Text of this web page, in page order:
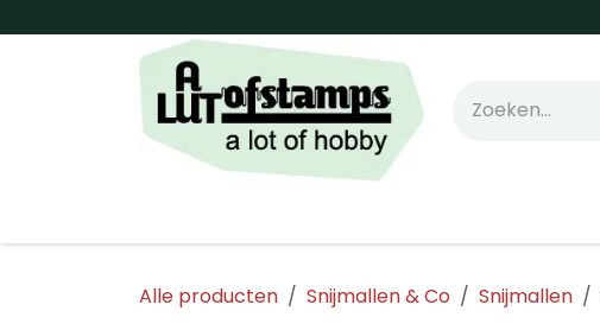
Alle producten Snijmallen & Co Snijmallen